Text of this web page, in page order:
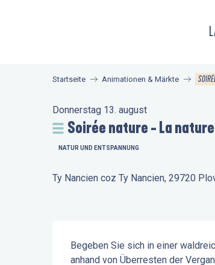
Startseite Animationen & Märkte
Donnerstag 13. august
Soirée nature - La
NATUR UND ENTSPANNUNG
Ty Nancien coz Ty Nancien, 29720
Beschreibung
Begeben Sie sich in einer
anhand von Überresten der